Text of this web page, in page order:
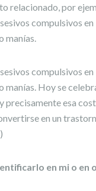
relacionado, por
compulsivos en
manías.
compulsivos en
manías. Hoy se
precisamente esa
en un
en mi o en